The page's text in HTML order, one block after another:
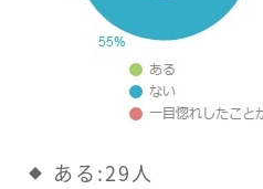
ある:29人